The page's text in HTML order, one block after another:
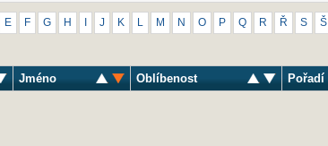
E F G H J K M N O P Q R Ř S Š
Jméno Oblíbenost Pořadí